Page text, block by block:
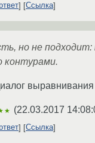
Ссылка
но не
контурами.
выравнивания
(22.03.2017
Ссылка